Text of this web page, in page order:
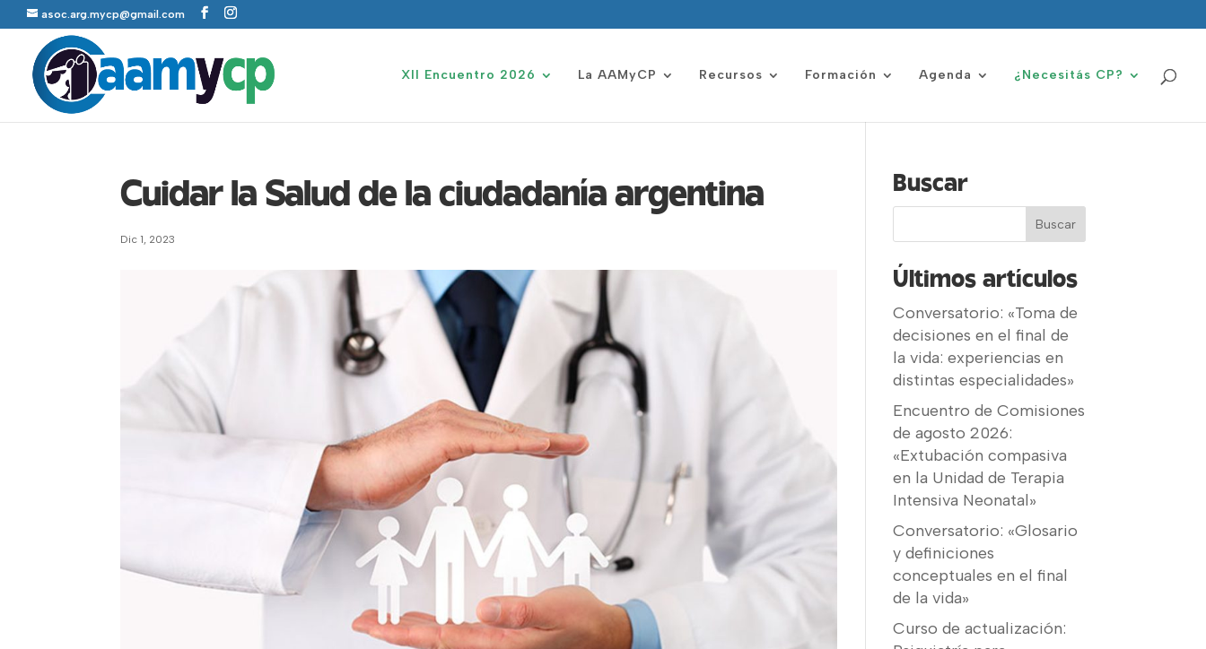
asoc.arg.mycp@gmail.com
XII Encuentro 2026 La AAMyCP Recursos Formación Agenda ¿Necesitás CP?
Cuidar la Salud de la ciudadanía argentina
Dic 1, 2023
Buscar
Últimos artículos
Conversatorio: «Toma de
decisiones en el final de
la vida: experiencias en
distintas especialidades»
Encuentro de Comisiones
de agosto 2026:
«Extubación compasiva
en la Unidad de Terapia
Intensiva Neonatal»
Conversatorio: «Glosario
y definiciones
conceptuales en el final
de la vida»
Curso de actualización: